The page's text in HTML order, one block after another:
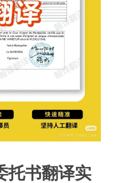
托书翻译实